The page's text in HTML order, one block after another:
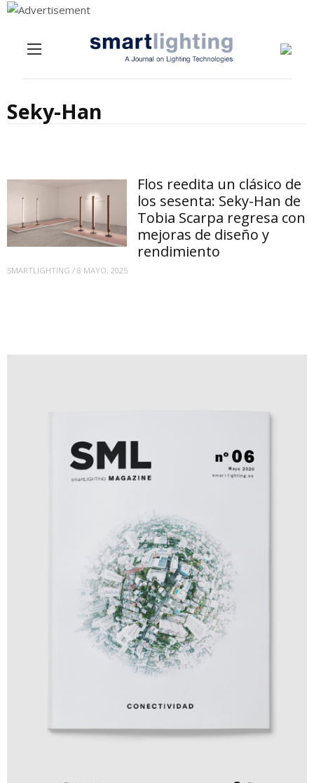
Seky-Han
Flos reedita un clásico de
los sesenta: Seky-Han de
Tobia Scarpa regresa con
mejoras de diseño y
rendimiento
SMARTLIGHTING / 8 MAYO, 2025